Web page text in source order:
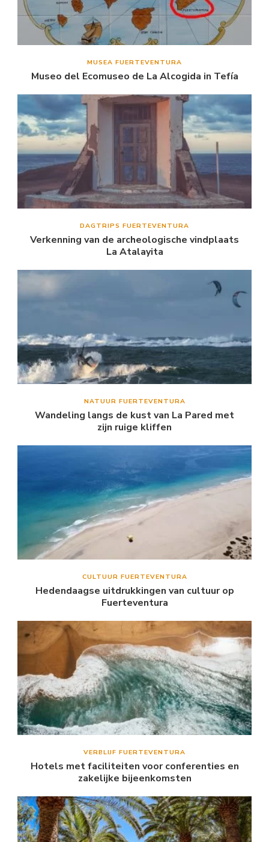
MUSEA FUERTEVENTURA
Museo del Ecomuseo de La Alcogida in Tefía
DAGTRIPS FUERTEVENTURA
Verkenning van de archeologische vindplaats
La Atalayita
NATUUR FUERTEVENTURA
Wandeling langs de kust van La Pared met
zijn ruige kliffen
CULTUUR FUERTEVENTURA
Hedendaagse uitdrukkingen van cultuur op
Fuerteventura
VERBLIJF FUERTEVENTURA
Hotels met faciliteiten voor conferenties en
zakelijke bijeenkomsten